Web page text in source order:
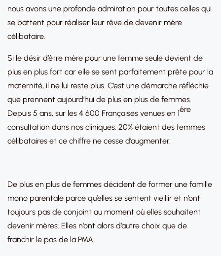
nous avons une profonde admiration pour toutes celles qui
se battent pour réaliser leur rêve de devenir mère
célibataire.
Si le désir d’être mère pour une femme seule devient de
plus en plus fort car elle se sent parfaitement prête pour la
maternité, il ne lui reste plus. C’est une démarche réfléchie
que prennent aujourd’hui de plus en plus de femmes.
Depuis 5 ans, sur les 4 600 Françaises venues en 1ère
consultation dans nos cliniques, 20% étaient des femmes
célibataires et ce chiffre ne cesse d’augmenter.
De plus en plus de femmes décident de former une famille
mono parentale parce qu’elles se sentent vieillir et n’ont
toujours pas de conjoint au moment où elles souhaitent
devenir mères. Elles n’ont alors d’autre choix que de
franchir le pas de la PMA.